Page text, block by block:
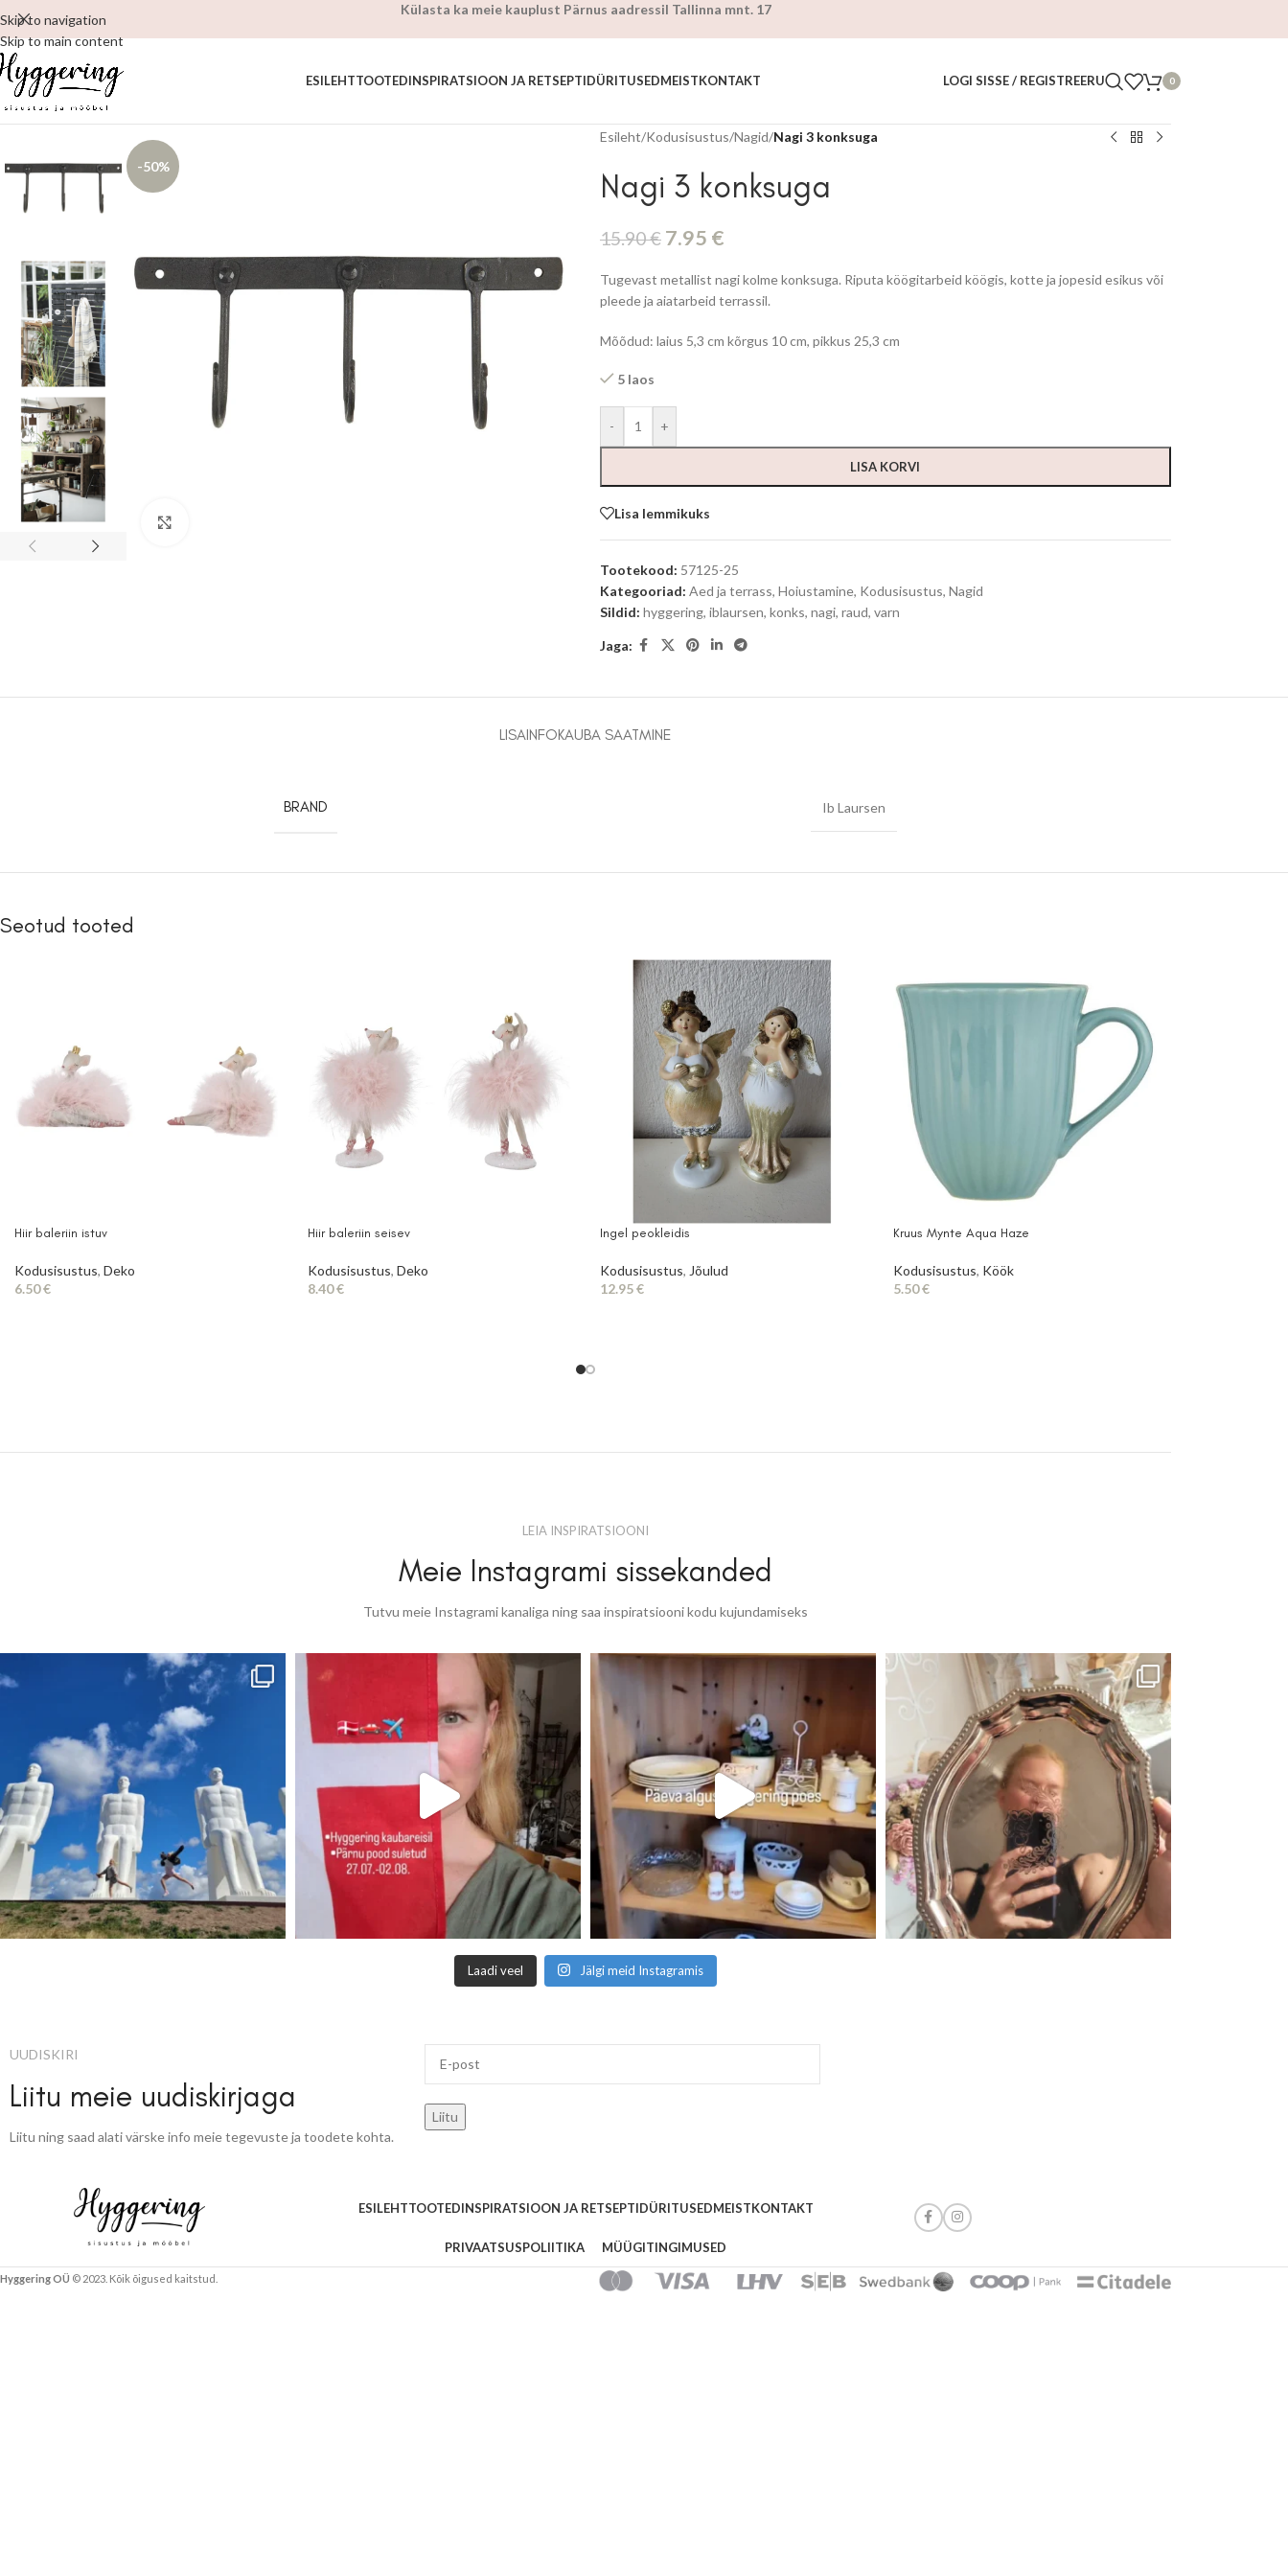
Skip to navigation
Skip to main content
Külasta ka meie kauplust Pärnus aadressil Tallinna mnt. 17
ESILEHTTOOTEDINSPIRATSIOON JA RETSEPTIDÜRITUSEDMEISTKONTAKT LOGI SISSE / REGISTREERU 0
-50%
Esileht/Kodusisustus/Nagid/Nagi 3 konksuga
Nagi 3 konksuga
15.90€ 7.95 €
Tugevast metallist nagi kolme konksuga. Riputa köögitarbeid köögis, kotte ja jopesid esikus või
pleede ja aiatarbeid terrassil.
Mõõdud: laius 5,3 cm kõrgus 10 cm, pikkus 25,3 cm
5 laos
- +
LISA KORVI
Lisa lemmikuks
Tootekood: 57125-25
Kategooriad: Aed ja terrass, Hoiustamine, Kodusisustus, Nagid
Sildid: hyggering, iblaursen, konks, nagi, raud, varn
Jaga:
LISAINFOKAUBA SAATMINE
BRAND Ib Laursen
Seotud tooted
Hiir baleriin istuv
Kodusisustus, Deko
6.50€
Hiir baleriin seisev
Kodusisustus, Deko
8.40€
Ingel peokleidis
Kodusisustus, Jõulud
12.95€
Kruus Mynte Aqua Haze
Kodusisustus, Köök
5.50€
LEIA INSPIRATSIOONI
Meie Instagrami sissekanded
Tutvu meie Instagrami kanaliga ning saa inspiratsiooni kodu kujundamiseks
Laadi veel Jälgi meid Instagramis
UUDISKIRI
Liitu meie uudiskirjaga
Liitu ning saad alati värske info meie tegevuste ja toodete kohta.
Liitu
ESILEHTTOOTEDINSPIRATSIOON JA RETSEPTIDÜRITUSEDMEISTKONTAKT
PRIVAATSUSPOLIITIKA MÜÜGITINGIMUSED
Hyggering OÜ © 2023. Kõik õigused kaitstud.